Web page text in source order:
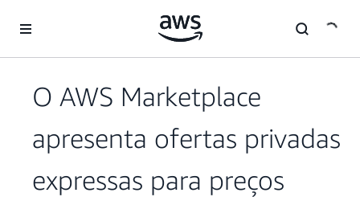
Pular para o conteúdo principal
O AWS Marketplace
apresenta ofertas privadas
expressas para preços